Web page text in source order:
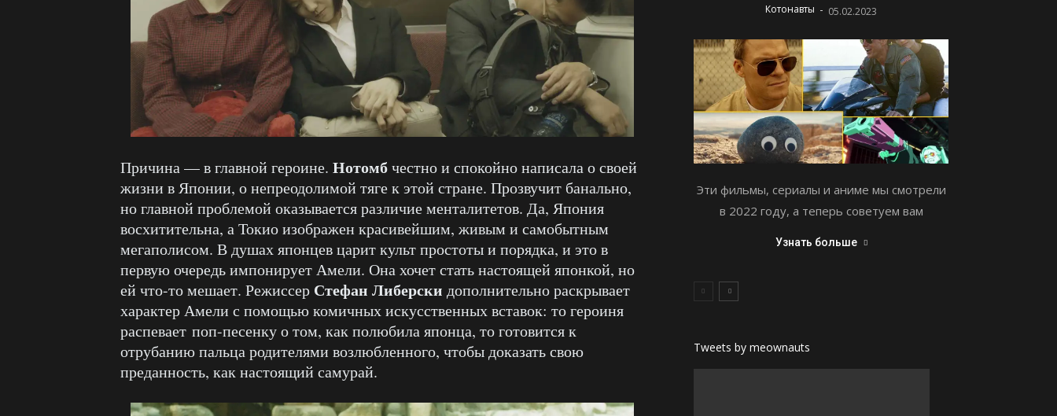
Причина — в главной героине. Нотомбчестно и спокойно написала о своей
жизни в Японии, о непреодолимой тяге к этой стране. Прозвучит банально,
но главной проблемой оказывается различие менталитетов. Да, Япония
восхитительна, а Токио изображен красивейшим, живым и самобытным
мегаполисом. В душах японцев царит культ простоты и порядка, и это в
первую очередь импонирует Амели. Она хочет стать настоящей японкой, но
ей что-то мешает. Режиссер Стефан Либерски дополнительно раскрывает
характер Амели с помощью комичных искусственных вставок: то героиня
распевает поп-песенку о том, как полюбила японца, то готовится к
отрубанию пальца родителями возлюбленного, чтобы доказать свою
преданность, как настоящий самурай.
Котонавты - 05.02.2023
Эти фильмы, сериалы и аниме мы смотрели
в 2022 году, а теперь советуем вам
Узнать больше
Tweets by meownauts